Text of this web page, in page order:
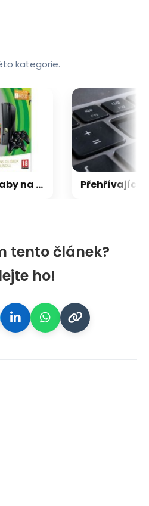
tento článek?
ho!
kategorie.
Microsoft chce, aby na Xbox Helix běhaly všechny hry, které kdy vyšly pro Xbox